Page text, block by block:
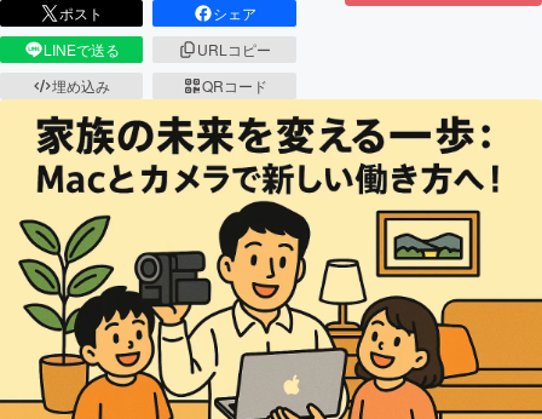
ポスト
シェア
LINEで送る
URLコピー
埋め込み
QRコード